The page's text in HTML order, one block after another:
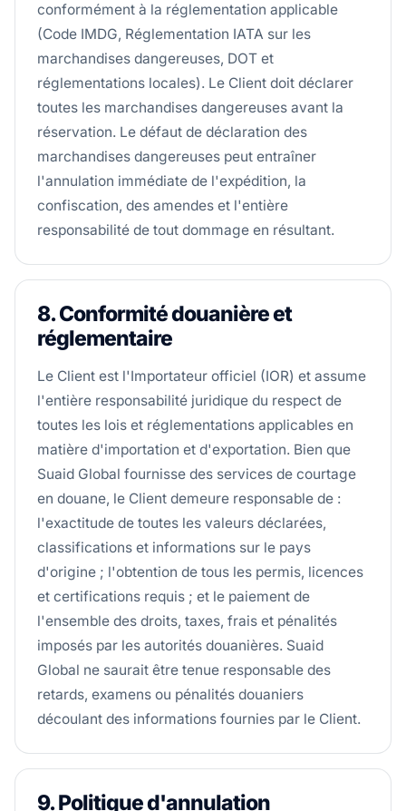
conformément à la réglementation applicable
(Code IMDG, Réglementation IATA sur les
marchandises dangereuses, DOT et
réglementations locales). Le Client doit déclarer
toutes les marchandises dangereuses avant la
réservation. Le défaut de déclaration des
marchandises dangereuses peut entraîner
l'annulation immédiate de l'expédition, la
confiscation, des amendes et l'entière
responsabilité de tout dommage en résultant.
8. Conformité douanière et
réglementaire
Le Client est l'Importateur officiel (IOR) et assume
l'entière responsabilité juridique du respect de
toutes les lois et réglementations applicables en
matière d'importation et d'exportation. Bien que
Suaid Global fournisse des services de courtage
en douane, le Client demeure responsable de :
l'exactitude de toutes les valeurs déclarées,
classifications et informations sur le pays
d'origine ; l'obtention de tous les permis, licences
et certifications requis ; et le paiement de
l'ensemble des droits, taxes, frais et pénalités
imposés par les autorités douanières. Suaid
Global ne saurait être tenue responsable des
retards, examens ou pénalités douaniers
découlant des informations fournies par le Client.
9. Politique d'annulation